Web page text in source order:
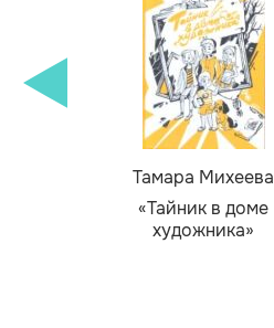
Тамара Михеева
«Тайник в доме
художника»